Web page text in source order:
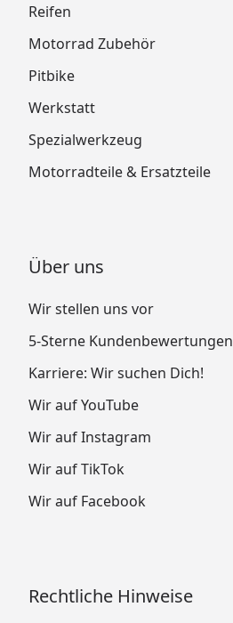
Reifen
Motorrad Zubehör
Pitbike
Werkstatt
Spezialwerkzeug
Motorradteile & Ersatzteile
Über uns
Wir stellen uns vor
5-Sterne Kundenbewertungen
Karriere: Wir suchen Dich!
Wir auf YouTube
Wir auf Instagram
Wir auf TikTok
Wir auf Facebook
Rechtliche Hinweise